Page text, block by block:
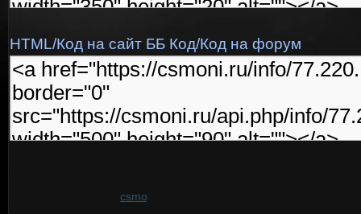
HTML/Код на сайт ББ Код/Код на форум